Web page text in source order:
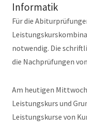
Informatik
Für die
notwendig. Die
die Nachprüfungen
Am heutigen
Leistungskurs und
Leistungskurse von